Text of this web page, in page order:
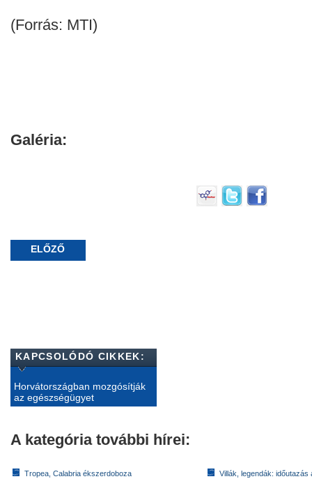
(Forrás: MTI)
Galéria:
ELŐZŐ
KAPCSOLÓDÓ CIKKEK:
Horvátországban mozgósítják
az egészségügyet
A kategória további hírei:
Tropea, Calabria ékszerdoboza
Villák, legendák: időutazás